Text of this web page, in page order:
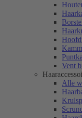
Vent
Alle